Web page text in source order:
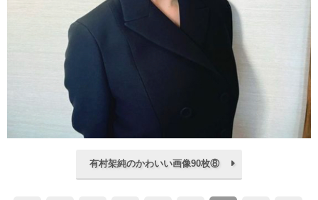
有村架純のかわいい画像90枚⑧